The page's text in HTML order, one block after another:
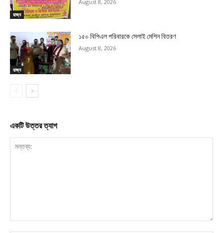
রাজ্য
August 8, 2026
রাজ্য
১৫০ বিপিএল পরিবারকে সেলাই মেশিন বিতরণ
August 8, 2026
একটি উত্তর ত্যাগ